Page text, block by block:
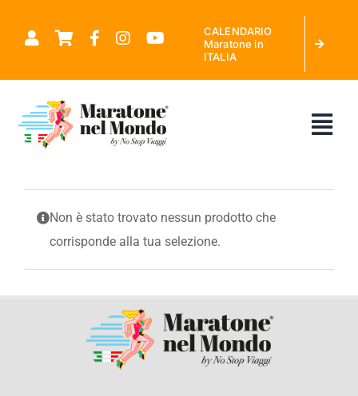
CALENDARIO
Maratone in
ITALIA
CHI SIAMO
MARATONE NEL MONDO
CALENDARIO MARATONE IN ITALIA
RICHIEDI PREVENTIVO
Non è stato trovato nessun prodotto che
corrisponde alla tua selezione.